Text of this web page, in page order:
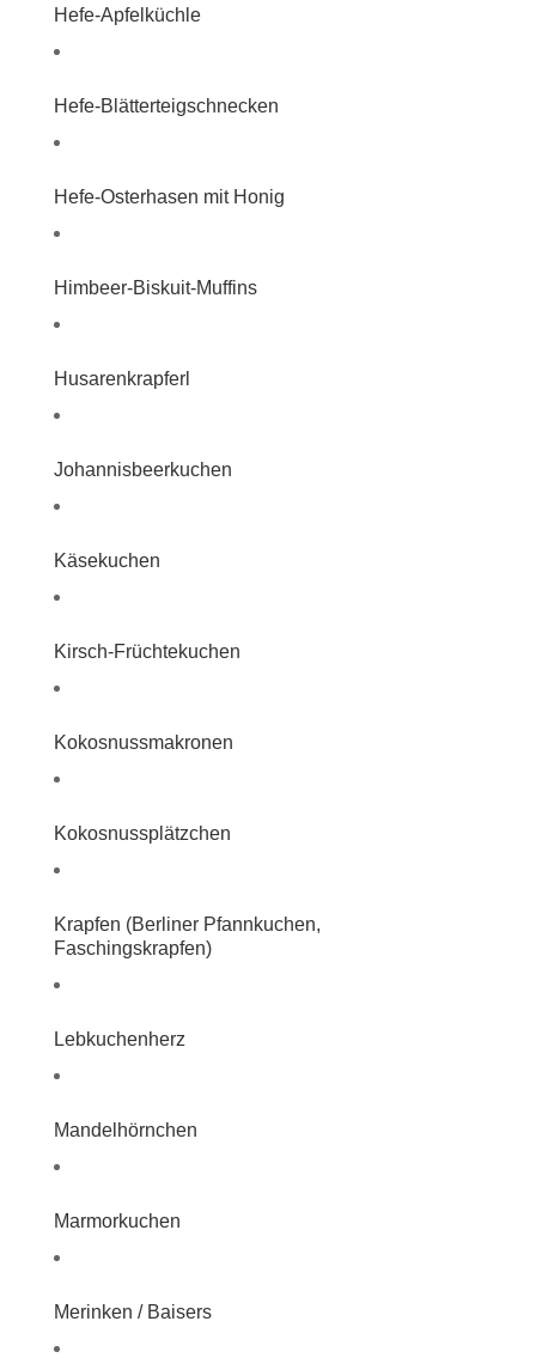
Hefe-Apfelküchle
Hefe-Blätterteigschnecken
Hefe-Osterhasen mit Honig
Himbeer-Biskuit-Muffins
Husarenkrapferl
Johannisbeerkuchen
Käsekuchen
Kirsch-Früchtekuchen
Kokosnussmakronen
Kokosnussplätzchen
Krapfen (Berliner Pfannkuchen,
Faschingskrapfen)
Lebkuchenherz
Mandelhörnchen
Marmorkuchen
Merinken / Baisers